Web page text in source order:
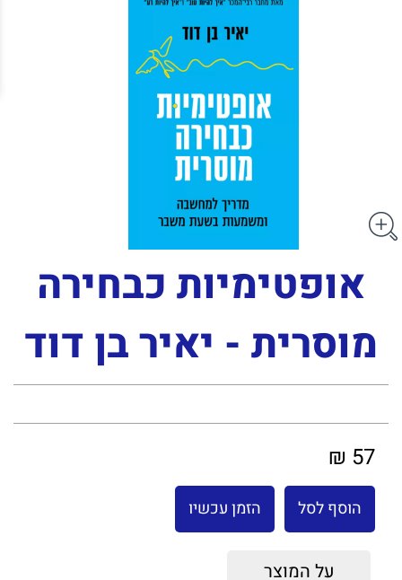
אופטימיות כבחירה
מוסרית - יאיר בן דוד
57 ₪
הוסף לסל הזמן עכשיו
על המוצר